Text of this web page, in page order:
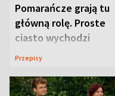
Pomarańcze grają tu
główną rolę. Proste
ciasto wychodzi
wyjątkowo wilgotne
Przepisy